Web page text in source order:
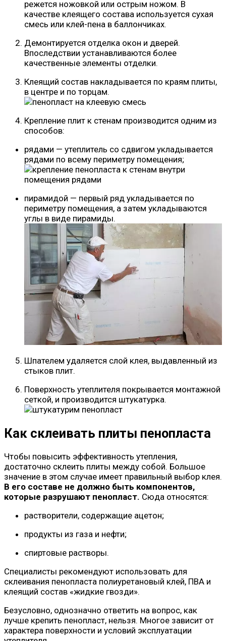
режется ножовкой или острым ножом. В
качестве клеящего состава используется сухая
смесь или клей-пена в баллончиках.
Демонтируется отделка окон и дверей.
Впоследствии устанавливаются более
качественные элементы отделки.
Клеящий состав накладывается по краям плиты,
в центре и по торцам.
Крепление плит к стенам производится одним из
способов:
рядами — утеплитель со сдвигом укладывается
рядами по всему периметру помещения;
пирамидой — первый ряд укладывается по
периметру помещения, а затем укладываются
углы в виде пирамиды.
Шпателем удаляется слой клея, выдавленный из
стыков плит.
Поверхность утеплителя покрывается монтажной
сеткой, и производится штукатурка.
Как склеивать плиты пенопласта
Чтобы повысить эффективность утепления,
достаточно склеить плиты между собой. Большое
значение в этом случае имеет правильный выбор клея.
В его составе не должно быть компонентов,
которые разрушают пенопласт. Сюда относятся:
растворители, содержащие ацетон;
продукты из газа и нефти;
спиртовые растворы.
Специалисты рекомендуют использовать для
склеивания пенопласта полиуретановый клей, ПВА и
клеящий состав «жидкие гвозди».
Безусловно, однозначно ответить на вопрос, как
лучше крепить пенопласт, нельзя. Многое зависит от
характера поверхности и условий эксплуатации